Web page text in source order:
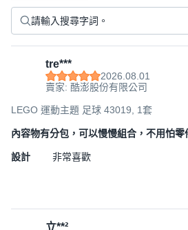
tre***
2026.08.01
賣家: 酷澎股份有限公司
LEGO 運動主題 足球 43019, 1套
內容物有分包，可以慢慢組合，不用怕零
設計 非常喜歡
立**²